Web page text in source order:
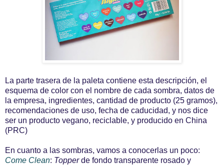
La parte trasera de la paleta contiene esta descripción, el
esquema de color con el nombre de cada sombra, datos de
la empresa, ingredientes, cantidad de producto (25 gramos),
recomendaciones de uso, fecha de caducidad, y nos dice
ser un producto vegano, reciclable, y producido en China
(PRC)
En cuanto a las sombras, vamos a conocerlas un poco:
Come Clean: Topperde fondo transparente rosado y